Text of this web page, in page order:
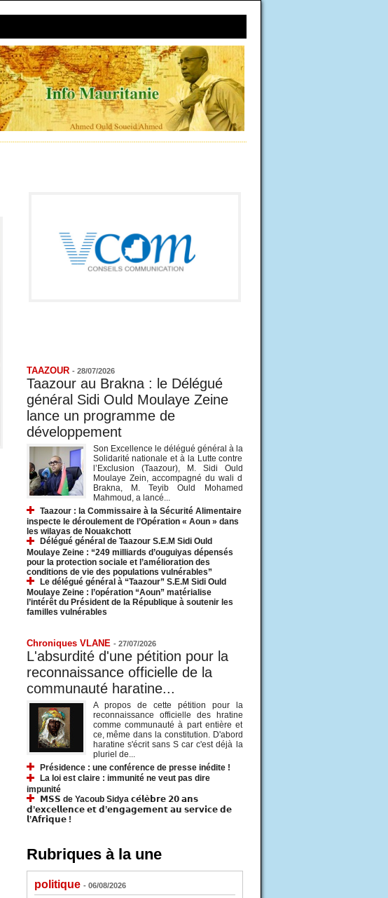
TAAZOUR - 28/07/2026
Taazour au Brakna : le Délégué
général Sidi Ould Moulaye Zeine
lance un programme de
développement
Son Excellence le délégué général à la
Solidarité nationale et à la Lutte contre
l’Exclusion (Taazour), M. Sidi Ould
Moulaye Zein, accompagné du wali d
Brakna, M. Teyib Ould Mohamed
Mahmoud, a lancé...
Taazour : la Commissaire à la Sécurité Alimentaire
inspecte le déroulement de l’Opération « Aoun » dans
les wilayas de Nouakchott
Délégué général de Taazour S.E.M Sidi Ould
Moulaye Zeine : “249 milliards d’ouguiyas dépensés
pour la protection sociale et l’amélioration des
conditions de vie des populations vulnérables”
Le délégué général à “Taazour” S.E.M Sidi Ould
Moulaye Zeine : l’opération “Aoun” matérialise
l’intérêt du Président de la République à soutenir les
familles vulnérables
Chroniques VLANE - 27/07/2026
L'absurdité d'une pétition pour la
reconnaissance officielle de la
communauté haratine...
A propos de cette pétition pour la
reconnaissance officielle des hratine
comme communauté à part entière et
ce, même dans la constitution. D'abord
haratine s'écrit sans S car c'est déjà la
pluriel de...
Présidence : une conférence de presse inédite !
La loi est claire : immunité ne veut pas dire
impunité
𝗠𝗦𝗦 de Yacoub Sidya 𝗰𝗲́𝗹𝗲̀𝗯𝗿𝗲 𝟮𝟬 𝗮𝗻𝘀
𝗱’𝗲𝘅𝗰𝗲𝗹𝗹𝗲𝗻𝗰𝗲 𝗲𝘁 𝗱’𝗲𝗻𝗴𝗮𝗴𝗲𝗺𝗲𝗻𝘁 𝗮𝘂 𝘀𝗲𝗿𝘃𝗶𝗰𝗲 𝗱𝗲
𝗹’𝗔𝗳𝗿𝗶𝗾𝘂𝗲 !
Rubriques à la une
politique - 06/08/2026